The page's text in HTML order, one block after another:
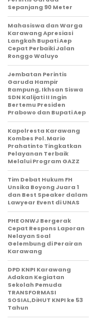
Sepanjang 90 Meter
Mahasiswa dan Warga
Karawang Apresiasi
Langkah Bupati Aep
Cepat Perbaiki Jalan
Ronggo Waluyo
Jembatan Perintis
Garuda Hampir
Rampung, Ikhsan Siswa
SDN Kalijati II Ingin
Bertemu Presiden
Prabowo dan Bupati Aep
Kapolresta Karawang
Kombes Pol. Mario
Prahatinto Tingkatkan
Pelayanan Terbaik
Melalui Program GAZZ
​Tim Debat Hukum FH
Unsika Boyong Juara 1
dan Best Speaker dalam
Lawyear Event di UNAS
PHE ONWJ Bergerak
Cepat Respons Laporan
Nelayan Soal
Gelembung di Perairan
Karawang
DPD KNPI Karawang
Adakan Kegiatan
Sekolah Pemuda
TRANSFORMASI
SOSIAL,DiHUT KNPI ke 53
Tahun